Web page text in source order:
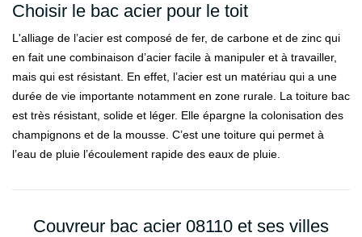
Choisir le bac acier pour le toit
L'alliage de l’acier est composé de fer, de carbone et de zinc qui
en fait une combinaison d’acier facile à manipuler et à travailler,
mais qui est résistant. En effet, l’acier est un matériau qui a une
durée de vie importante notamment en zone rurale. La toiture bac
est très résistant, solide et léger. Elle épargne la colonisation des
champignons et de la mousse. C’est une toiture qui permet à
l’eau de pluie l’écoulement rapide des eaux de pluie.
Couvreur bac acier 08110 et ses villes